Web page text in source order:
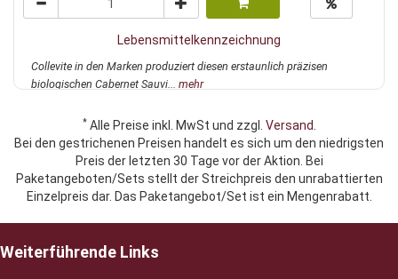
Lebensmittelkennzeichnung
Collevite in den Marken produziert diesen erstaunlich präzisen
biologischen Cabernet Sauvi... mehr
*Alle Preise inkl. MwSt und zzgl. Versand.
Bei den gestrichenen Preisen handelt es sich um den niedrigsten
Preis der letzten 30 Tage vor der Aktion. Bei
Paketangeboten/Sets stellt der Streichpreis den unrabattierten
Einzelpreis dar. Das Paketangebot/Set ist ein Mengenrabatt.
Weiterführende Links